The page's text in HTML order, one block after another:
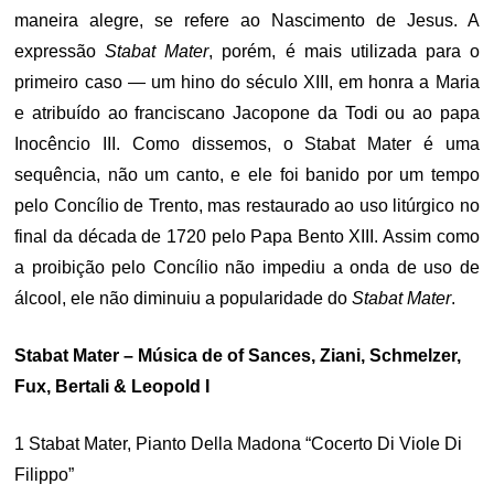
maneira alegre, se refere ao Nascimento de Jesus. A
expressãoStabat Mater, porém, é mais utilizada para o
primeiro caso — um hino do século XIII, em honra a Maria
e atribuído ao franciscano Jacopone da Todi ou ao papa
Inocêncio III. Como dissemos, o Stabat Mater é uma
sequência, não um canto, e ele foi banido por um tempo
pelo Concílio de Trento, mas restaurado ao uso litúrgico no
final da década de 1720 pelo Papa Bento XIII. Assim como
a proibição pelo Concílio não impediu a onda de uso de
álcool, ele não diminuiu a popularidade doStabat Mater.
Stabat Mater – Música de of Sances, Ziani, Schmelzer,
Fux, Bertali & Leopold I
1 Stabat Mater, Pianto Della Madona “Cocerto Di Viole Di
Filippo”